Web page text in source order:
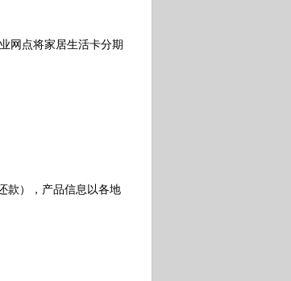
网点将家居生活卡分期
），产品信息以各地